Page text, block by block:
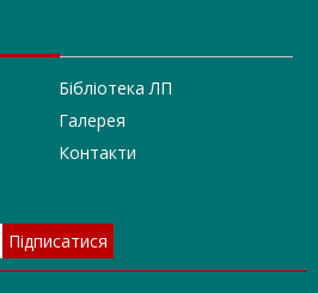
Бібліотека ЛП
Галерея
Контакти